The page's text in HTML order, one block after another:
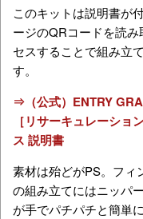
このキットは説明書が
ージのQRコードを読
セスすることで組み立
す。
⇒（公式）ENTRY
［リサーキュレーショ
ス 説明書
素材は殆どがPS。フィ
の組み立てにはニッパ
が手でパチパチと簡単